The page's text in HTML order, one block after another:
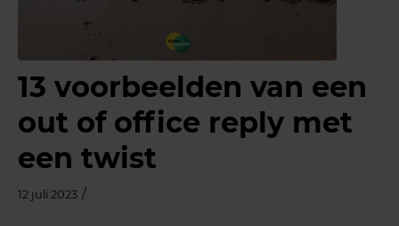
13 voorbeelden van een
out of office reply met
een twist
12 juli 2023 /